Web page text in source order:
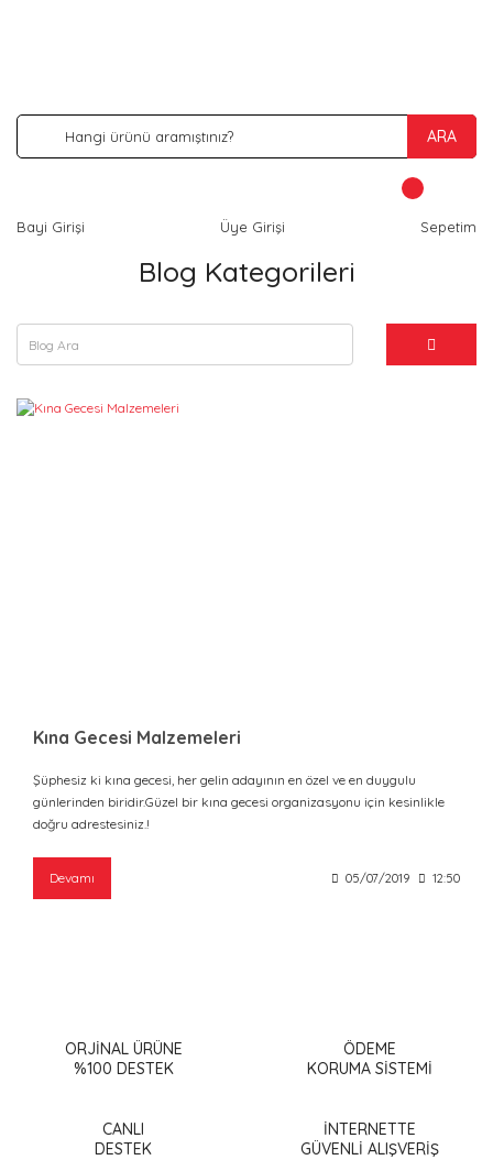
ARA
Bayi Girişi Üye Girişi Sepetim
Blog Kategorileri
Kına Gecesi Malzemeleri
Şüphesiz ki kına gecesi, her gelin adayının en özel ve en duygulu
günlerinden biridir.Güzel bir kına gecesi organizasyonu için kesinlikle
doğru adrestesiniz.!
Devamı 05/07/2019 12:50
ORJİNAL ÜRÜNE
%100 DESTEK
ÖDEME
KORUMA SİSTEMİ
CANLI
DESTEK
İNTERNETTE
GÜVENLİ ALIŞVERİŞ